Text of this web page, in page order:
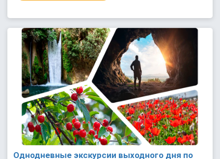
Однодневные экскурсии выходного дня по